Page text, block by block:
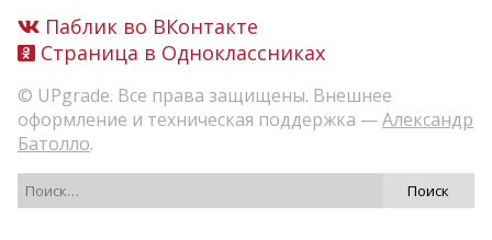
Паблик во ВКонтакте
Страница в Одноклассниках
© UPgrade. Все права защищены. Внешнее
оформление и техническая поддержка —Александр
Батолло.